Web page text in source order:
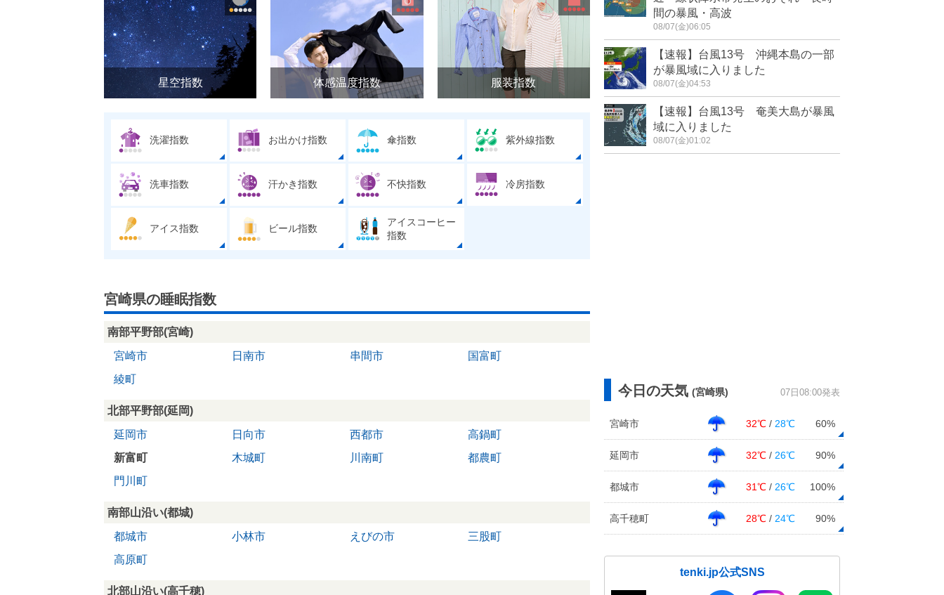
星空指数 体感温度指数 服装指数
洗濯指数 お出かけ指数 傘指数 紫外線指数
洗車指数 汗かき指数 不快指数 冷房指数
アイス指数 ビール指数
アイスコーヒー
指数
宮崎県の睡眠指数
南部平野部(宮崎)
宮崎市
日南市 串間市
国富町
綾町
北部平野部(延岡)
延岡市
日向市 西都市
高鍋町
新富町
木城町 川南町
都農町
門川町
南部山沿い(都城)
都城市
小林市 えびの市
三股町
高原町
北部山沿い(高千穂)
間の暴風・高波
08/07(金)06:05
【速報】台風13号 沖縄本島の一部
が暴風域に入りました
08/07(金)04:53
【速報】台風13号 奄美大島が暴風
域に入りました
08/07(金)01:02
今日の天気 (宮崎県) 07日08:00発表
宮崎市 32℃ / 28℃ 60%
延岡市 32℃ / 26℃ 90%
都城市 31℃ / 26℃ 100%
高千穂町 28℃ / 24℃ 90%
tenki.jp公式SNS